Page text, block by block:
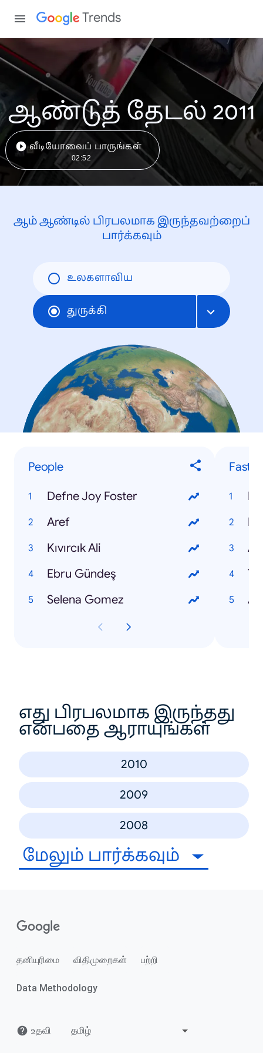
Trends
ஆண்டுத் தேடல் 2011
வீடியோவைப் பாருங்கள்
02:52
ஆம் ஆண்டில் பிரபலமாக இருந்தவற்றைப்
பார்க்கவும்
உலகளாவிய
துருக்கி
People
Defne Joy Foster
Aref
Kıvırcık Ali
Ebru Gündeş
Selena Gomez
E
எது பிரபலமாக இருந்தது
என்பதை ஆராயுங்கள்
2010
2009
2008
மேலும் பார்க்கவும்
தனியுரிமை விதிமுறைகள் பற்றி
Data Methodology
உதவி